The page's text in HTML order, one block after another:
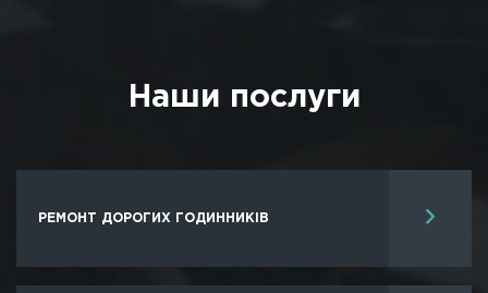
Наши послуги
РЕМОНТ ДОРОГИХ ГОДИННИКIВ